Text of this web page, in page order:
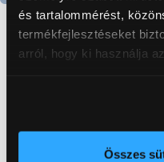
és tartalommérést,
termékfejlesztéseket
arról, hogy ki használja
elhelyezkedéséről
Az Ön Összes
Termék adatlap